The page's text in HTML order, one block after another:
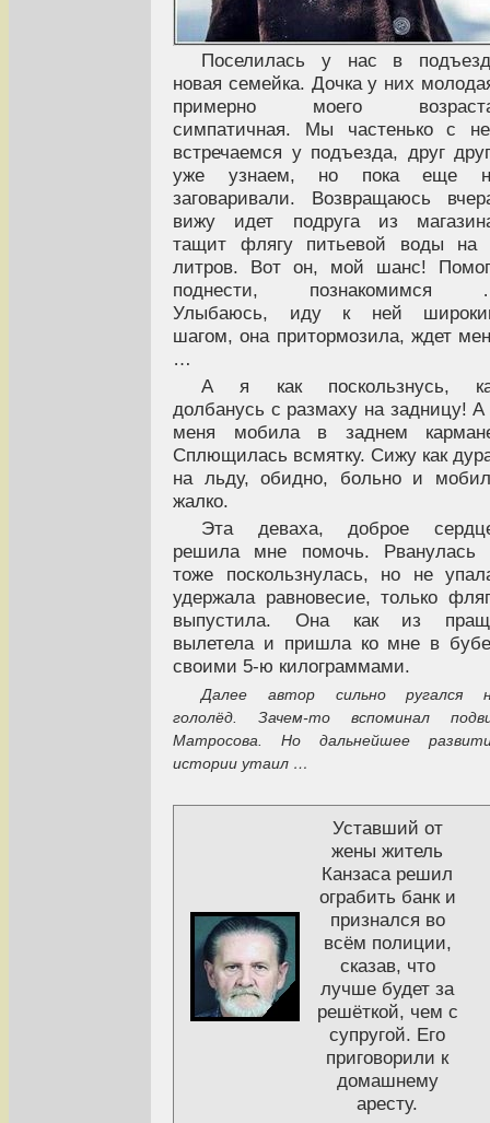
Поселилась у нас в
новая семейка. Дочка у них
примерно моего
симпатичная. Мы частенько с
встречаемся у подъезда, друг
уже узнаем, но пока еще
заговаривали. Возвращаюсь
вижу идет подруга из
тащит флягу питьевой воды на
литров. Вот он, мой шанс!
поднести, познакомимся
Улыбаюсь, иду к ней
шагом, она притормозила, ждет
…
А я как поскользнусь,
долбанусь с размаху на задницу! А
меня мобила в заднем
Сплющилась всмятку. Сижу как
на льду, обидно, больно и
жалко.
Эта деваха, доброе
решила мне помочь. Рванулась
тоже поскользнулась, но не
удержала равновесие, только
выпустила. Она как из
вылетела и пришла ко мне в
своими 5-ю килограммами.
Далее автор сильно ругался
гололёд. Зачем-то вспоминал
Матросова. Но дальнейшее
истории утаил …
Уставший от
жены житель
Канзаса решил
ограбить банк и
признался во
всём полиции,
сказав, что
лучше будет за
решёткой, чем с
супругой. Его
приговорили к
домашнему
аресту.